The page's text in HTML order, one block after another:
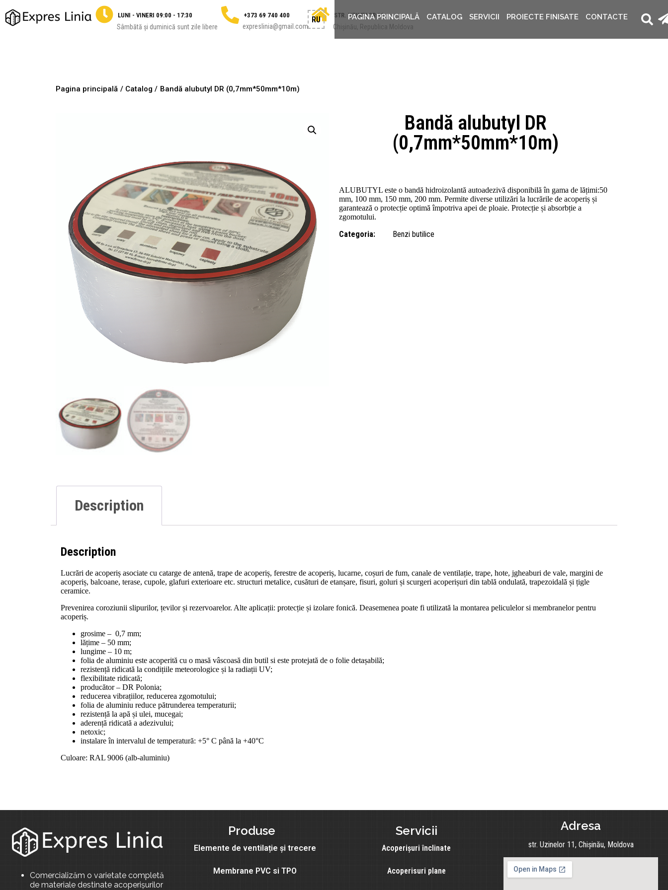
LUNI - VINERI 09:00 - 17:30
Sâmbătă și duminică sunt zile libere
+373 69 740 400
expreslinia@gmail.com
STR. UZINELOR 11
Chișinău, Republica Moldova
RU PAGINA PRINCIPALĂ CATALOG SERVICII PROIECTE FINISATE CONTACTE
Pagina principală / Catalog / Bandă alubutyl DR (0,7mm*50mm*10m)
Bandă alubutyl DR
(0,7mm*50mm*10m)
ALUBUTYL este o bandă hidroizolantă autoadezivă disponibilă în gama de lățimi:50
mm, 100 mm, 150 mm, 200 mm. Permite diverse utilizări la lucrările de acoperiș și
garantează o protecție optimă împotriva apei de ploaie. Protecție și absorbție a
zgomotului.
Categoria: Benzi butilice
Description
Description
Lucrări de acoperiș asociate cu catarge de antenă, trape de acoperiș, ferestre de acoperiș, lucarne, coșuri de fum, canale de ventilație, trape, hote, jgheaburi de vale, margini de
acoperiș, balcoane, terase, cupole, glafuri exterioare etc. structuri metalice, cusături de etanșare, fisuri, goluri și scurgeri acoperișuri din tablă ondulată, trapezoidală și țigle
ceramice.
Prevenirea coroziunii slipurilor, țevilor și rezervoarelor. Alte aplicații: protecție și izolare fonică. Deasemenea poate fi utilizată la montarea peliculelor si membranelor pentru
acoperiș.
grosime – 0,7 mm;
lățime – 50 mm;
lungime – 10 m;
folia de aluminiu este acoperită cu o masă vâscoasă din butil si este protejată de o folie detașabilă;
rezistență ridicată la condițiile meteorologice și la radiații UV;
flexibilitate ridicată;
producător – DR Polonia;
reducerea vibrațiilor, reducerea zgomotului;
folia de aluminiu reduce pătrunderea temperaturii;
rezistență la apă și ulei, mucegai;
aderență ridicată a adezivului;
netoxic;
instalare în intervalul de temperatură: +5° C până la +40°C
Culoare: RAL 9006 (alb-aluminiu)
Comercializăm o varietate completă
de materiale destinate acoperișurilor
Produse
Elemente de ventilație și trecere
Membrane PVC si TPO
Servicii
Acoperișuri înclinate
Acoperisuri plane
Adresa
str. Uzinelor 11, Chișinău, Moldova